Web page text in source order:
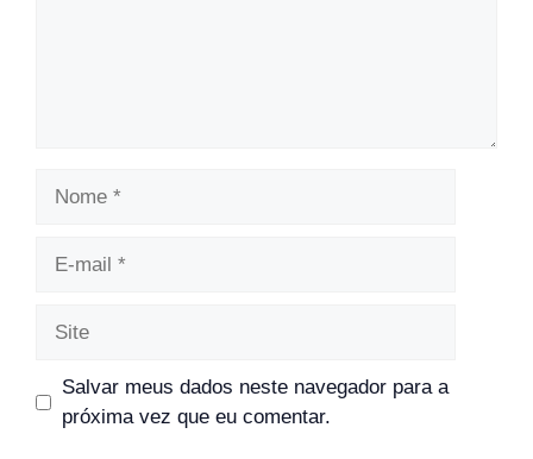
Salvar meus dados neste navegador para a
próxima vez que eu comentar.